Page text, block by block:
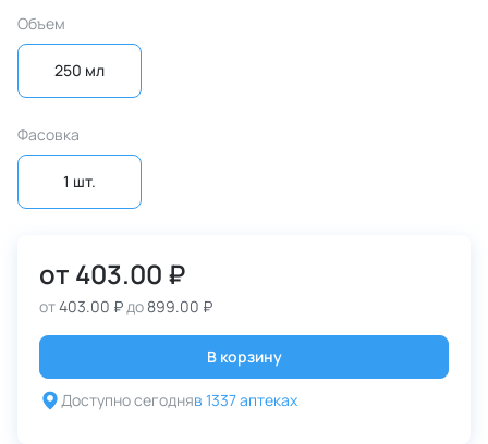
Объем
250 мл
Фасовка
1 шт.
от 403.00 ₽
от403.00 ₽до 899.00 ₽
В корзину
Доступно сегодняв 1337 аптеках